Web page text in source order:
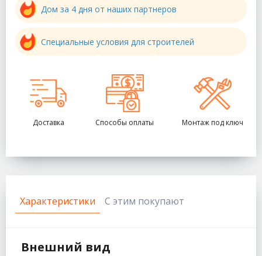
Дом за 4 дня от наших партнеров
Специальные условия для строителей
Доставка Способы оплаты Монтаж под ключ
Характеристики С этим покупают
Внешний вид